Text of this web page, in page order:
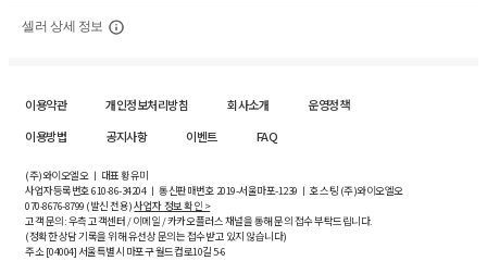
셀러 상세 정보
이용약관 개인정보처리방침 회사소개
운영정책
이용방법
공지사항 이벤트 FAQ
(주)와이오엘오 ㅣ 대표 황유미
사업자등록번호610-86-34204ㅣ 통신판매번호 2019-서울마포-1239 ㅣ 호스팅 (주)와이오엘오
070-8676-8799 (발신 전용)사업자 정보 확인 >
고객 문의: 우측 고객센터 / 이메일 / 카카오플러스 채널을 통해 문의 접수 부탁드립니다.
(정확한 상담 기록을 위해 유선상 문의는 접수받고 있지 않습니다)
주소 [04004] 서울특별시 마포구 월드컵로10길5-6